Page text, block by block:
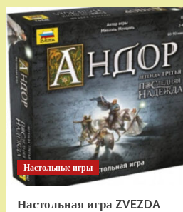
Настольная
игра
ZVEZDA
EXIT
Квест:
Кладбище
тьмы
(ZV-
8846)
Настольные игры
Настольная игра ZVEZDA